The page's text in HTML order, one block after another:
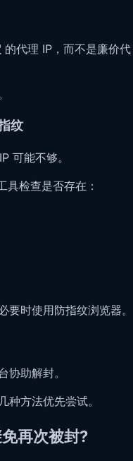
的代理 IP，而不是廉价代
纹
可能不够。
检查是否存在：
时使用防指纹浏览器。
协助解封。
种方法优先尝试。
再次被封?